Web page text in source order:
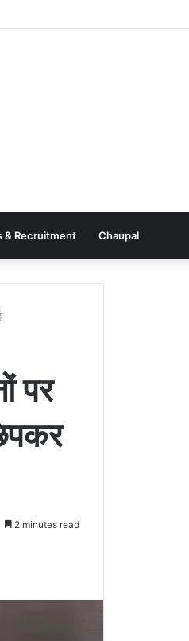
& Recruitment Chaupal
पर
2 minutes read